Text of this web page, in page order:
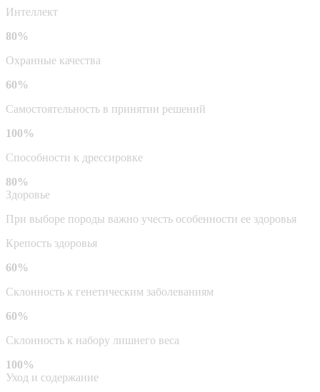
Интеллект
80%
Охранные качества
60%
Самостоятельность в принятии решений
100%
Способности к дрессировке
80%
Здоровье
При выборе породы важно учесть особенности ее здоровья
Крепость здоровья
60%
Склонность к генетическим заболеваниям
60%
Склонность к набору лишнего веса
100%
Уход и содержание